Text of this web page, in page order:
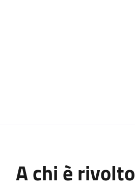
A chi è rivolto